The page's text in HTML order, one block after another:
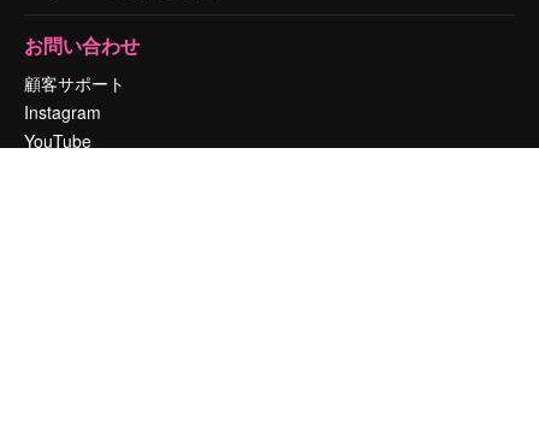
お問い合わせ
顧客サポート
Instagram
YouTube